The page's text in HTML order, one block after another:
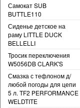
Самокат SUB
BUTTLE110
Сиденье детское на
раму LITTLE DUCK
BELLELLI
Тросик переключения
W5056DB CLARK'S
Смазка с тефлоном д/
любой погоды для цепи
5 л. TF2 PERFORMANCE
WELDTITE